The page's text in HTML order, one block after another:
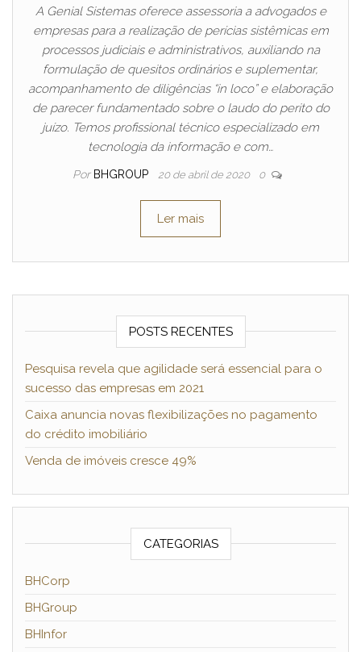
A Genial Sistemas oferece assessoria a advogados e
empresas para a realização de perícias sistêmicas em
processos judiciais e administrativos, auxiliando na
formulação de quesitos ordinários e suplementar,
acompanhamento de diligências “in loco” e elaboração
de parecer fundamentado sobre o laudo do perito do
juízo. Temos profissional técnico especializado em
tecnologia da informação e com…
Por BHGROUP 20 de abril de 2020 0
Ler mais
POSTS RECENTES
Pesquisa revela que agilidade será essencial para o
sucesso das empresas em 2021
Caixa anuncia novas flexibilizações no pagamento
do crédito imobiliário
Venda de imóveis cresce 49%
CATEGORIAS
BHCorp
BHGroup
BHInfor